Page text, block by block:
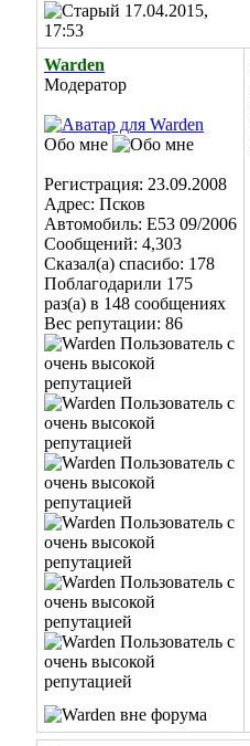
17.04.2015,
17:53
Warden
Модератор
Обо мне
Регистрация: 23.09.2008
Адрес: Псков
Автомобиль: E53 09/2006
Сообщений: 4,303
Сказал(а) спасибо: 178
Поблагодарили 175
раз(а) в 148 сообщениях
Вес репутации: 86